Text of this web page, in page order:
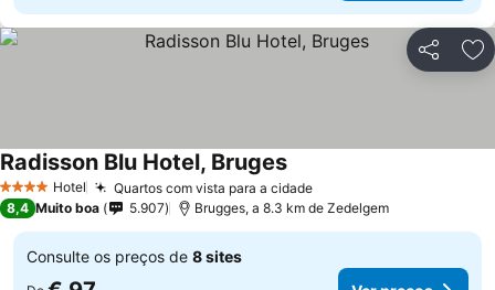
Partilhar
4 EstrelasHotel Quartos com vista para a cidade
Radisson Blu Hotel, Bruges
8,4 Muito boa 5.907 Brugges, a 8.3 km de Zedelgem
Consulte os preços de 8 sites